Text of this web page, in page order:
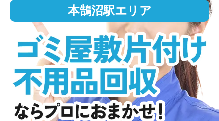
本鵠沼駅エリア